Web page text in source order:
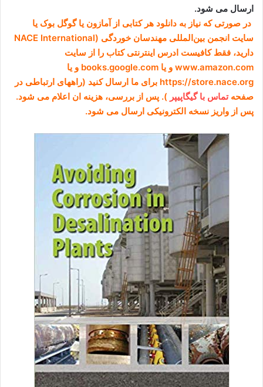
ارسال می شود.
در صورتی که نیاز به دانلود هر کتابی از آمازون یا گوگل بوک یا
سایت انجمن بین‌المللی مهندسان خوردگی (NACE International
دارید، فقط کافیست ادرس اینترنتی کتاب را از سایت
www.amazon.com و یا books.google.com و یا
https://store.nace.org برای ما ارسال کنید (راههای ارتباطی در
صفحهتماس با گیگاپیپر ). پس از بررسی، هزینه ان اعلام می شود.
پس از واریز نسخه الکترونیکی ارسال می شود.